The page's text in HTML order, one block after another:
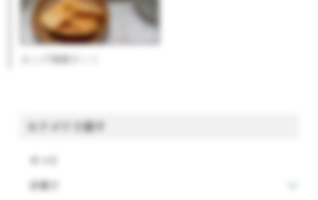
おこげ揚餅ポット
カテゴリで探す
すべて
洋菓子